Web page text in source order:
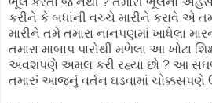
કરીને કે બધાંની વચ્ચે મારીને કરાવે એ
મારીને તમે તમારા નાનપણમાં ખાધેલા
તમારા માબાપ પાસેથી મળેલા આ ખોટા
અવશપણે અમલ કરી રહ્યા છો ? આ સઘળા
તમારું આજનું વર્તન ઘડવામાં ચોક્કસપણે